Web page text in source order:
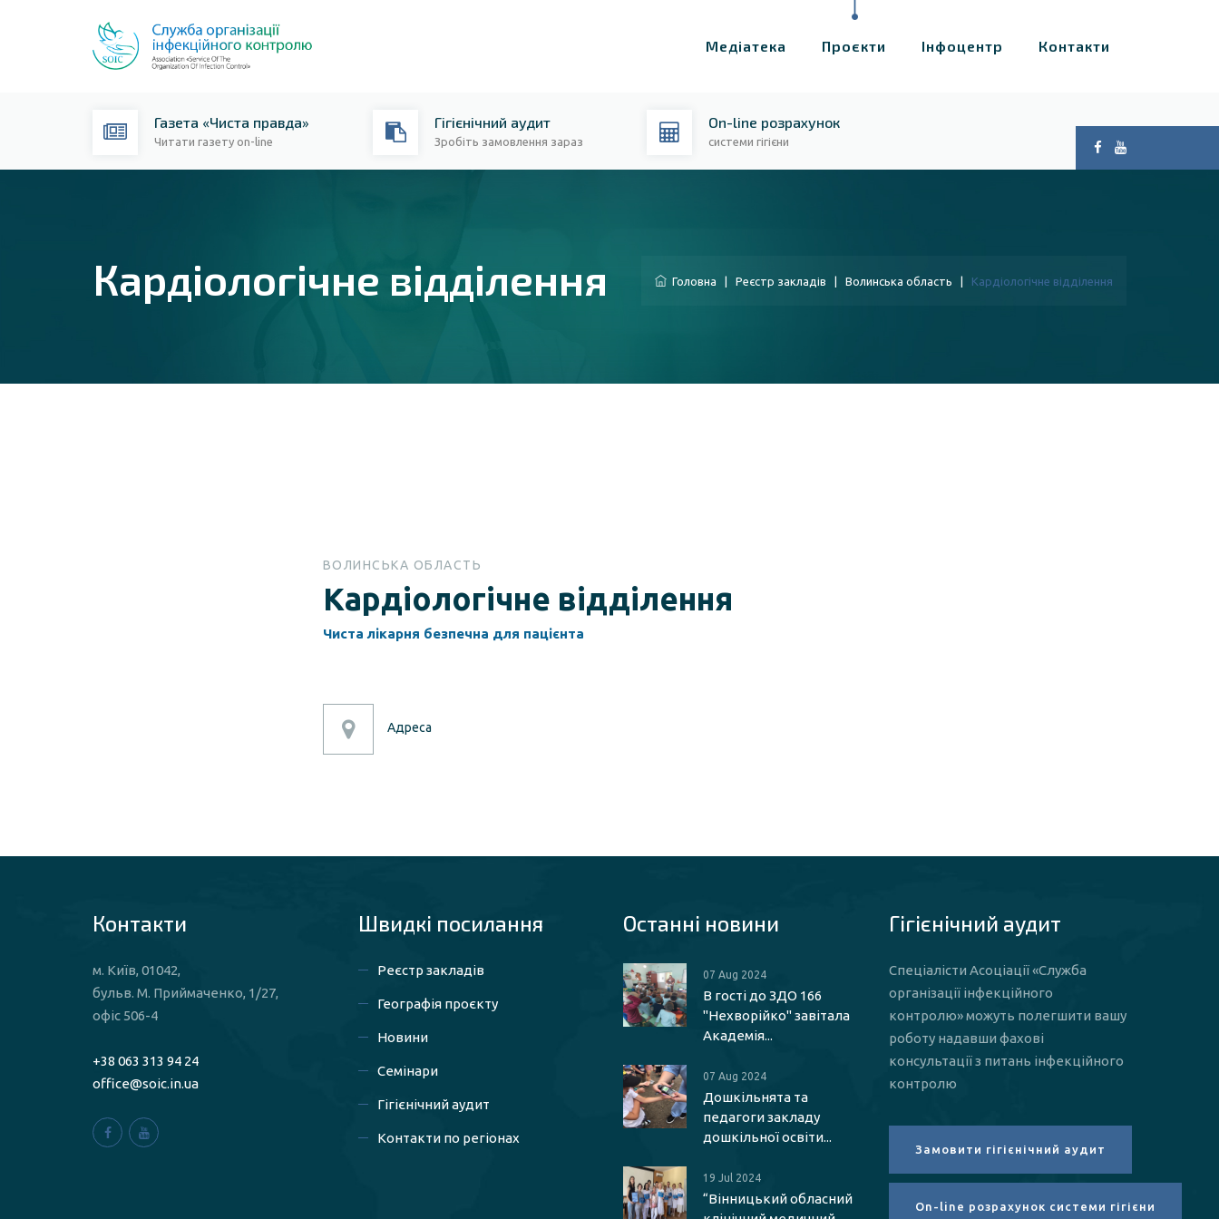
Медіатека Проєкти Інфоцентр Контакти
Газета «Чиста правда»
Читати газету on-line
Гігієнічний аудит
Зробіть замовлення зараз
On-line розрахунок
системи гігієни
Кардіологічне відділення Головна Реєстр закладів Волинська область Кардіологічне відділення
ВОЛИНСЬКА ОБЛАСТЬ
Кардіологічне відділення
Чиста лікарня безпечна для пацієнта
Адреса
Контакти
м. Київ, 01042,
бульв. М. Приймаченко, 1/27,
офіс 506-4
+38 063 313 94 24
office@soic.in.ua
Швидкі посилaння
Реєстр закладів
Географія проєкту
Новини
Семінари
Гігієнічний аудит
Контакти по регіонах
Останні новини
07 Aug 2024
В гості до ЗДО 166
"Нехворійко" завітала
Академія...
07 Aug 2024
Дошкільнята та
педагоги закладу
дошкільної освіти...
19 Jul 2024
“Вінницький обласний
Гігієнічний аудит
Спеціалісти Асоціації «Служба
організації інфекційного
контролю» можуть полегшити вашу
роботу надавши фахові
консультації з питань інфекційного
контролю